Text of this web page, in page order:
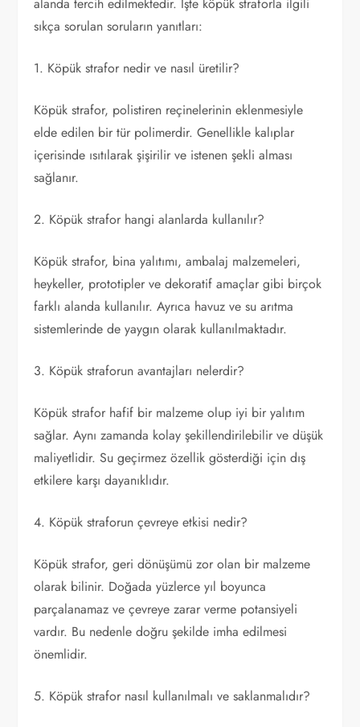
sıkça sorulan soruların yanıtları:
1. Köpük strafor nedir ve nasıl üretilir?
Köpük strafor, polistiren reçinelerinin eklenmesiyle
elde edilen bir tür polimerdir. Genellikle kalıplar
içerisinde ısıtılarak şişirilir ve istenen şekli alması
sağlanır.
2. Köpük strafor hangi alanlarda kullanılır?
Köpük strafor, bina yalıtımı, ambalaj malzemeleri,
heykeller, prototipler ve dekoratif amaçlar gibi birçok
farklı alanda kullanılır. Ayrıca havuz ve su arıtma
sistemlerinde de yaygın olarak kullanılmaktadır.
3. Köpük straforun avantajları nelerdir?
Köpük strafor hafif bir malzeme olup iyi bir yalıtım
sağlar. Aynı zamanda kolay şekillendirilebilir ve düşük
maliyetlidir. Su geçirmez özellik gösterdiği için dış
etkilere karşı dayanıklıdır.
4. Köpük straforun çevreye etkisi nedir?
Köpük strafor, geri dönüşümü zor olan bir malzeme
olarak bilinir. Doğada yüzlerce yıl boyunca
parçalanamaz ve çevreye zarar verme potansiyeli
vardır. Bu nedenle doğru şekilde imha edilmesi
önemlidir.
5. Köpük strafor nasıl kullanılmalı ve saklanmalıdır?